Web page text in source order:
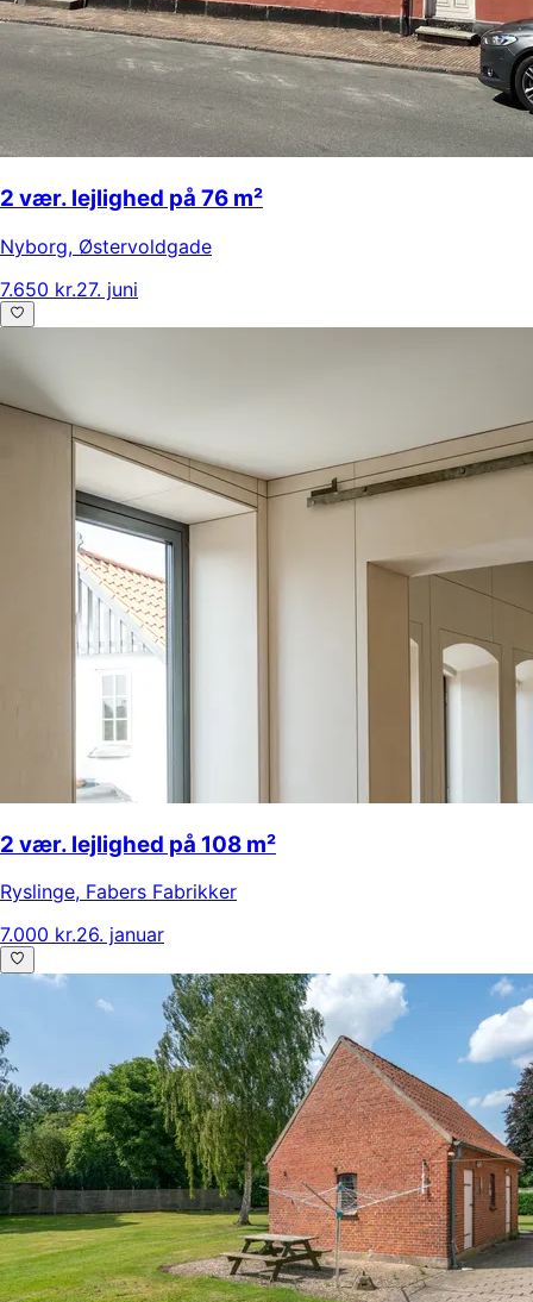
2 vær. lejlighed på 76 m²
Nyborg, Østervoldgade
7.650 kr.27. juni
2 vær. lejlighed på 108 m²
Ryslinge, Fabers Fabrikker
7.000 kr.26. januar